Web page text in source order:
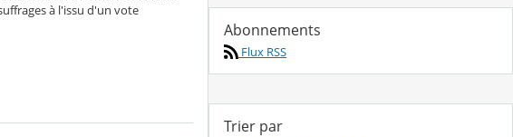
à l'issu d'un vote
Abonnements
Flux RSS
Trier par